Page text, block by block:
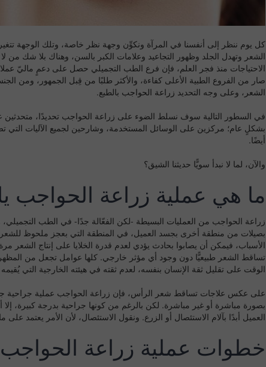
كل يوم ننظر إلى أنفسنا في المرآة ونكوِّن وجهة نظر خاصة، وتلك الوجهة
الشعر وتهدل الجلد وظهور التجاعيد وعلامات الكبر بالسن، وهناك بلا شك
الاحتياجات منذ فجر العلم، فإن فرع الطب التجميلي حصل على دعمٍ ماليّ
صار من الفروع الطبية الأعلى كفاءة، والأكثر طلبًا من قِبل الجمهور، ومن
الشعر ، وعلى وجه التحديد زراعة الحواجب بالطبع.
في السطور التالية سوف نسلط الضوء على زراعة الحواجب تحديدًا، متحدثين عن
بشكلٍ عام؛ مركزين على الوسائل المستخدمة، وشارحين لجميع الآليات
أيضًا.
والآن، لما لا نبدأ سويًّا حديثنا الشيق؟
ما هي عملية زراعة الحواجب
زراعة الحواجب من العمليات البسيطة -لكن الفعّالة جدًا- في الطب
بصيلات من منطقة أخرى بجسد العميل، في المنطقة التي بعجز ملحوظ
الأسباب، فيمكن أن يصابوا بحادث يؤدي لعدم قدرة الخلايا على إنتاج
تساقط الشعر طبيعيًّا دون وجود أي مؤثر خارجي. كلها عوامل تجعل من المظهر
الوقت على تقليل ثقة الإنسان بنفسه، لعدم ثقته في هيئته الخارجية التي
على عكس علاجات تساقط شعر الرأس، فإن زراعة الحواجب عملية جراحية
بصورة مباشرة أو غير مباشرة. لكن بالرغم من كونها جراحية بدرجة كبيرة،
العميل أبدًا بآلام الاستئصال أو الزرع. ونقول الاستئصال، لأن الأمر يعتمد
خطوات عملية زراعة الحواجب